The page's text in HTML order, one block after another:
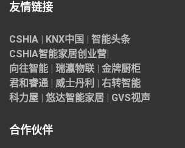
友情链接
CSHIA KNX中国
智能头条
CSHIA智能家居创业营
向往智能
瑞瀛物联
金牌厨柜
君和睿通
威士丹利
右转智能
科力屋
悠达智能家居 GVS视声
合作伙伴